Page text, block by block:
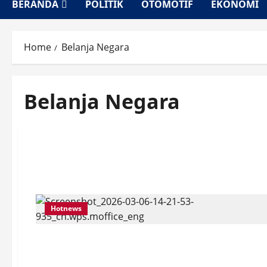
BERANDA POLITIK OTOMOTIF EKONOMI
Home Belanja Negara
Belanja Negara
Hotnews